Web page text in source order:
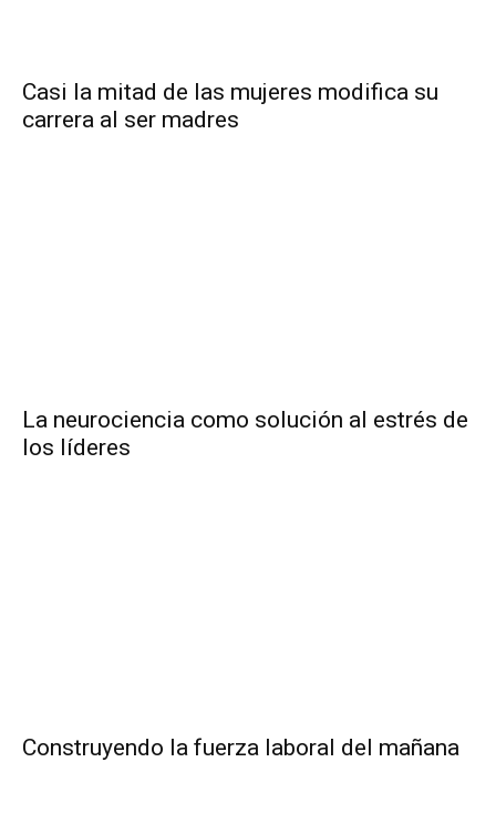
Casi la mitad de las mujeres modifica su
carrera al ser madres
La neurociencia como solución al estrés de
los líderes
Construyendo la fuerza laboral del mañana